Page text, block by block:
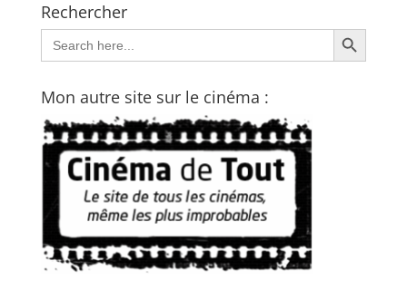
Rechercher
Search
for:
Search Button
Mon autre site sur le cinéma :